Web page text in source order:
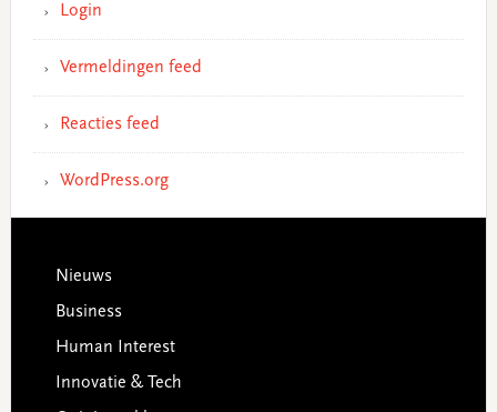
Login
Vermeldingen feed
Reacties feed
WordPress.org
Footer
Nieuws
Business
Human Interest
Innovatie & Tech